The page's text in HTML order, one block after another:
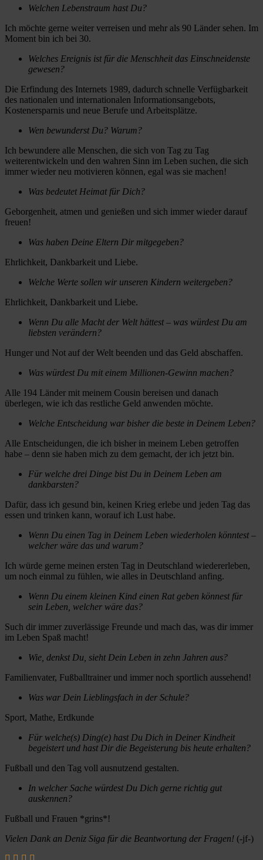
Welchen Lebenstraum hast Du?
Ich möchte gerne weiter verreisen und mehr als 90 Länder sehen. Im
Moment bin ich bei 30.
Welches Ereignis ist für die Menschheit das Einschneidenste
gewesen?
Die Erfindung des Internets 1989, dadurch schnelle Verfügbarkeit
des nationalen und internationalen Informationsangebots,
Kostenersparnis und neue Berufe und Arbeitsplätze.
Wen bewunderst Du? Warum?
Ich bewundere alle Menschen, die sich von Tag zu Tag
weiterentwickeln und den wahren Sinn im Leben suchen, die sich
immer wieder neu motivieren können, egal was sie machen!
Was bedeutet Heimat für Dich?
Geborgenheit, atmen und genießen und sich immer wieder darauf
freuen!
Was haben Deine Eltern Dir mitgegeben?
Ehrlichkeit, Dankbarkeit und Liebe.
Welche Werte sollen wir unseren Kindern weitergeben?
Ehrlichkeit, Dankbarkeit und Liebe.
Wenn Du alle Macht der Welt hättest – was würdest Du am
liebsten verändern?
Hunger und Not auf der Welt beenden und das Geld abschaffen.
Was würdest Du mit einem Millionen-Gewinn machen?
Alle 194 Länder mit meinem Cousin bereisen und danach
überlegen, wie ich das restliche Geld anwenden möchte.
Welche Entscheidung war bisher die beste in Deinem Leben?
Alle Entscheidungen, die ich bisher in meinem Leben getroffen
habe – denn sie haben mich zu dem gemacht, der ich jetzt bin.
Für welche drei Dinge bist Du in Deinem Leben am
dankbarsten?
Dafür, dass ich gesund bin, keinen Krieg erlebe und jeden Tag das
essen und trinken kann, worauf ich Lust habe.
Wenn Du einen Tag in Deinem Leben wiederholen könntest –
welcher wäre das und warum?
Ich würde gerne meinen ersten Tag in Deutschland wiedererleben,
um noch einmal zu fühlen, wie alles in Deutschland anfing.
Wenn Du einem kleinen Kind einen Rat geben könnest für
sein Leben, welcher wäre das?
Such dir immer zuverlässige Freunde und mach das, was dir immer
im Leben Spaß macht!
Wie, denkst Du, sieht Dein Leben in zehn Jahren aus?
Familienvater, Fußballtrainer und immer noch sportlich aussehend!
Was war Dein Lieblingsfach in der Schule?
Sport, Mathe, Erdkunde
Für welche(s) Ding(e) hast Du Dich in Deiner Kindheit
begeistert und hast Dir die Begeisterung bis heute erhalten?
Fußball und den Tag voll ausnutzend gestalten.
In welcher Sache würdest Du Dich gerne richtig gut
auskennen?
Fußball und Frauen *grins*!
Vielen Dank an Deniz Siga für die Beantwortung der Fragen! (-jf-)